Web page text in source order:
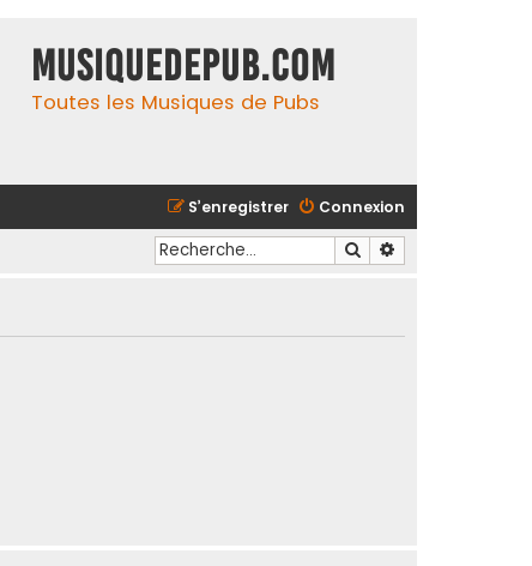
MusiqueDePub.com
Toutes les Musiques de Pubs
Connexion
S’enregistrer
Rechercher